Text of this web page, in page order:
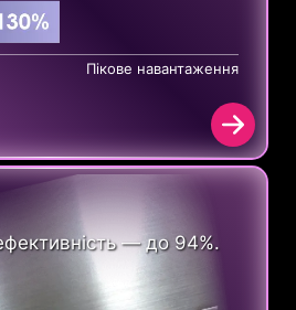
Пікове навантаження
— до 94%.